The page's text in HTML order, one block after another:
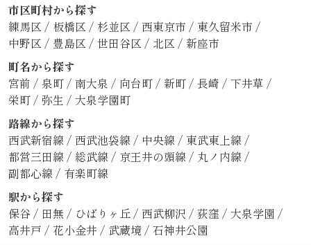
市区町村から探す
練馬区 / 板橋区 / 杉並区 / 西東京市 / 東久留米市 /
中野区 / 豊島区 / 世田谷区 / 北区 / 新座市
町名から探す
宮前 / 泉町/ 南大泉 / 向台町/ 新町/ 長崎 / 下井草 /
栄町/ 弥生 / 大泉学園町
路線から探す
西武新宿線/ 西武池袋線/ 中央線/ 東武東上線/
都営三田線/ 総武線/ 京王井の頭線/ 丸ノ内線/
副都心線/ 有楽町線
駅から探す
保谷 / 田無 / ひばりヶ丘/ 西武柳沢 / 荻窪 / 大泉学園 /
高井戸 / 花小金井 / 武蔵境/ 石神井公園